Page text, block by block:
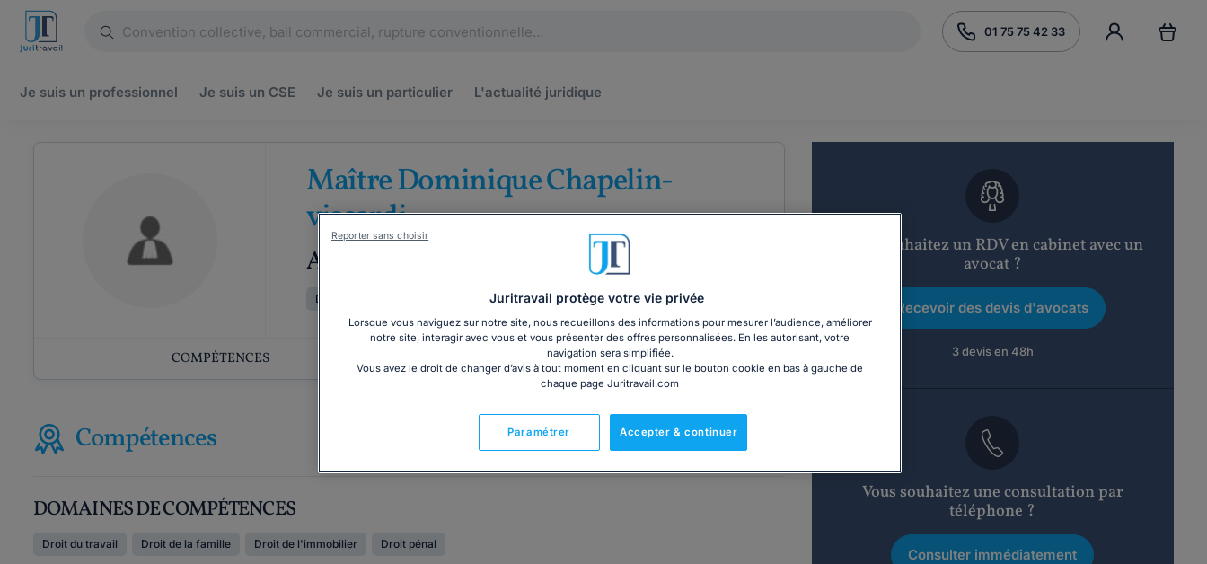
01 75 75 42 33
Je suis un professionnel Je suis un CSE Je suis un particulier L'actualité juridique
Maître Dominique Chapelin-
viscardi
Avocat au barreau d'Orléans
Droit du travail Droit de la famille
COMPÉTENCES COORDONNÉES
Compétences
DOMAINES DE COMPÉTENCES
Droit du travail Droit de la famille Droit de l'immobilier Droit pénal
Vous souhaitez un RDV en cabinet avec un
avocat ?
Recevoir des devis d'avocats
3 devis en 48h
Vous souhaitez une consultation par
téléphone ?
Consulter immédiatement
Juritravail protège votre vie privée
Lorsque vous naviguez sur notre site, nous recueillons des informations pour mesurer l’audience, améliorer
notre site, interagir avec vous et vous présenter des offres personnalisées. En les autorisant, votre
navigation sera simplifiée.
Vous avez le droit de changer d’avis à tout moment en cliquant sur le bouton cookie en bas à gauche de
chaque page Juritravail.com
Accepter & continuer
Paramétrer
Reporter sans choisir